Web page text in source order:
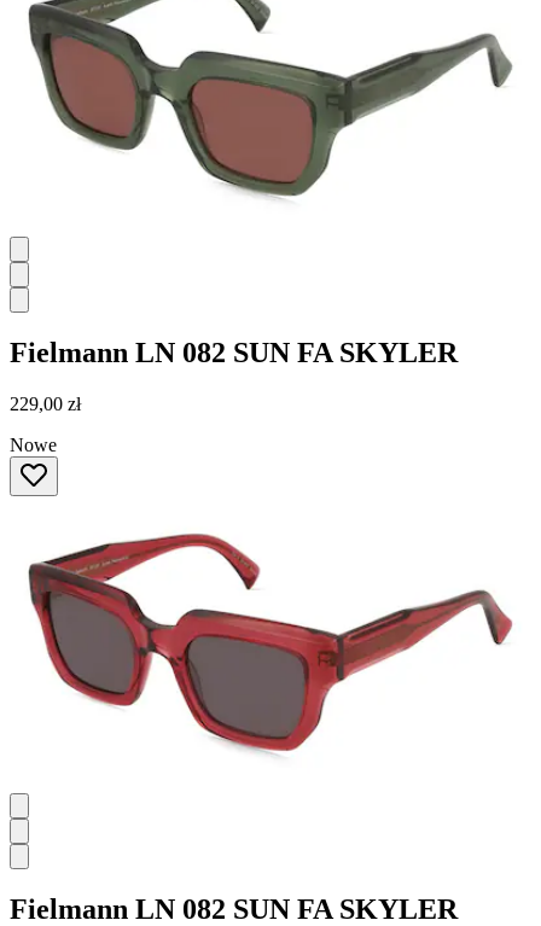
Fielmann LN 082 SUN FA SKYLER
229,00 zł
Nowe
Fielmann LN 082 SUN FA SKYLER